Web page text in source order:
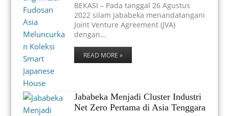
BEKASI – Pada tanggal 26 Agustus
2022 silam Jababeka menandatangani
Joint Venture Agreement (JVA)
dengan…
READ MORE »
Jababeka Menjadi Cluster Industri
Net Zero Pertama di Asia Tenggara